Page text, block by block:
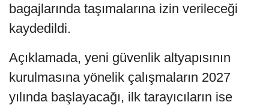
bagajlarında taşımalarına izin verileceği
kaydedildi.
Açıklamada, yeni güvenlik altyapısının
kurulmasına yönelik çalışmaların 2027
yılında başlayacağı, ilk tarayıcıların ise